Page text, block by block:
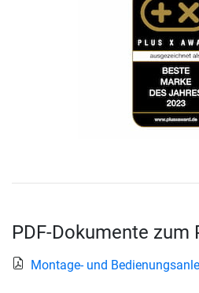
PDF-Dokumente zum
Montage- und